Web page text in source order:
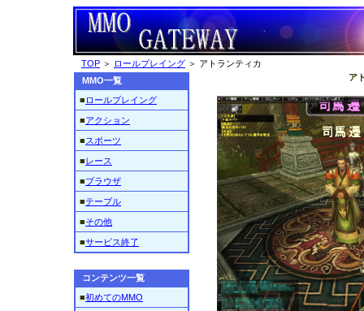
TOP ＞ ロールプレイング ＞ アトランティカ
MMO一覧
■ ロールプレイング
■アクション
■スポーツ
■レース
■ブラウザ
■テーブル
■その他
■サービス終了
コンテンツ一覧
■初めてのMMO
ア